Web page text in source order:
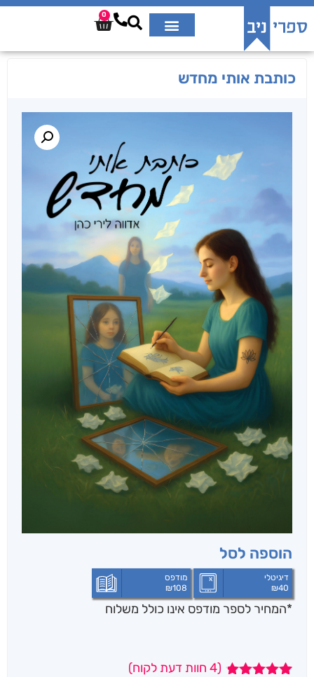
0
כותבת אותי מחדש
הוספה לסל
דיגיטלי
₪40
מודפס
₪108
*המחיר לספר מודפס אינו כולל משלוח
(
4 חוות דעת לקוח)